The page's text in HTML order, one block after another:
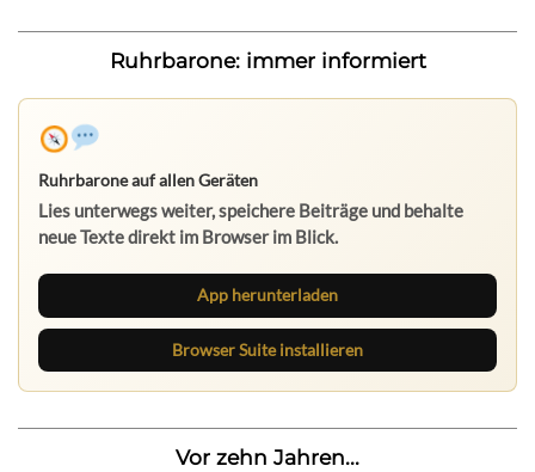
Ruhrbarone: immer informiert
Ruhrbarone auf allen Geräten
Lies unterwegs weiter, speichere Beiträge und behalte
neue Texte direkt im Browser im Blick.
App herunterladen
Browser Suite installieren
Vor zehn Jahren...